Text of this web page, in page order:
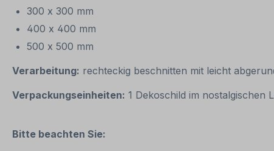
300 x 300 mm
400 x 400 mm
500 x 500 mm
Verarbeitung: rechteckig beschnitten mit leicht
Verpackungseinheiten: 1 Dekoschild im nostalgischen
Bitte beachten Sie: